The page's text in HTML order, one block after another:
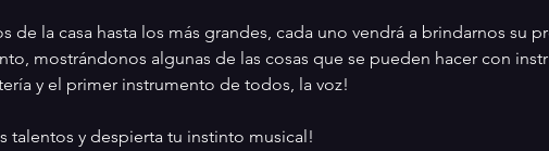
de la casa hasta los más grandes, cada uno vendrá a brindarnos su
mostrándonos algunas de las cosas que se pueden hacer con
y el primer instrumento de todos, la voz!
talentos y despierta tu instinto musical!